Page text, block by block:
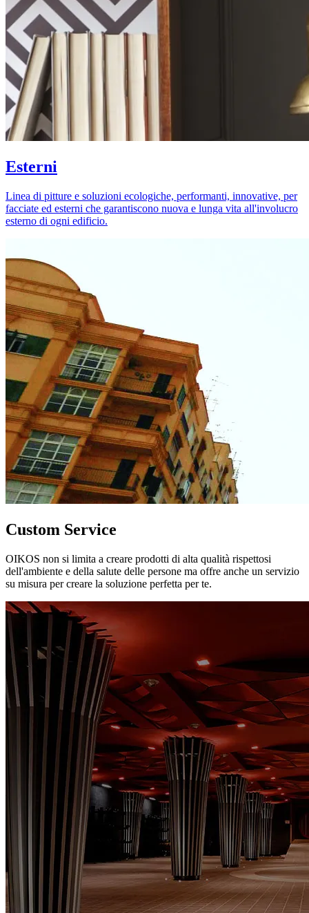
Esterni
Linea di pitture e soluzioni ecologiche, performanti, innovative, per
facciate ed esterni che garantiscono nuova e lunga vita all'involucro
esterno di ogni edificio.
Custom Service
OIKOS non si limita a creare prodotti di alta qualità rispettosi
dell'ambiente e della salute delle persone ma offre anche un servizio
su misura per creare la soluzione perfetta per te.